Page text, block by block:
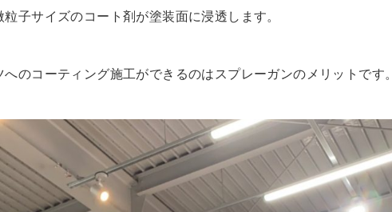
子サイズのコート剤が塗装面に浸透します。
のコーティング施工ができるのはスプレーガンのメリットです。